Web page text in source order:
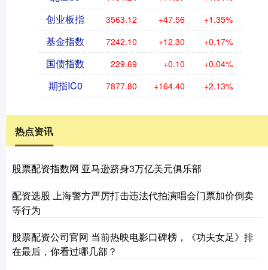
创业板指 3563.12 +47.56 +1.35%
基金指数 7242.10 +12.30 +0.17%
国债指数 229.69 +0.10 +0.04%
期指IC0 7877.80 +164.40 +2.13%
热点资讯
股票配资指数网 亚马逊跻身3万亿美元俱乐部
配资选股 上海警方严厉打击违法代拍演唱会门票加价倒卖
等行为
股票配资公司官网 当前热映电影口碑榜，《功夫女足》排
在最后，你看过哪几部？